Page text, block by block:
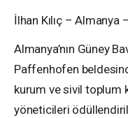
İlhan Kılıç – Almanya
Almanya’nın Güney
Paffenhofen
kurum ve sivil toplum
yöneticileri